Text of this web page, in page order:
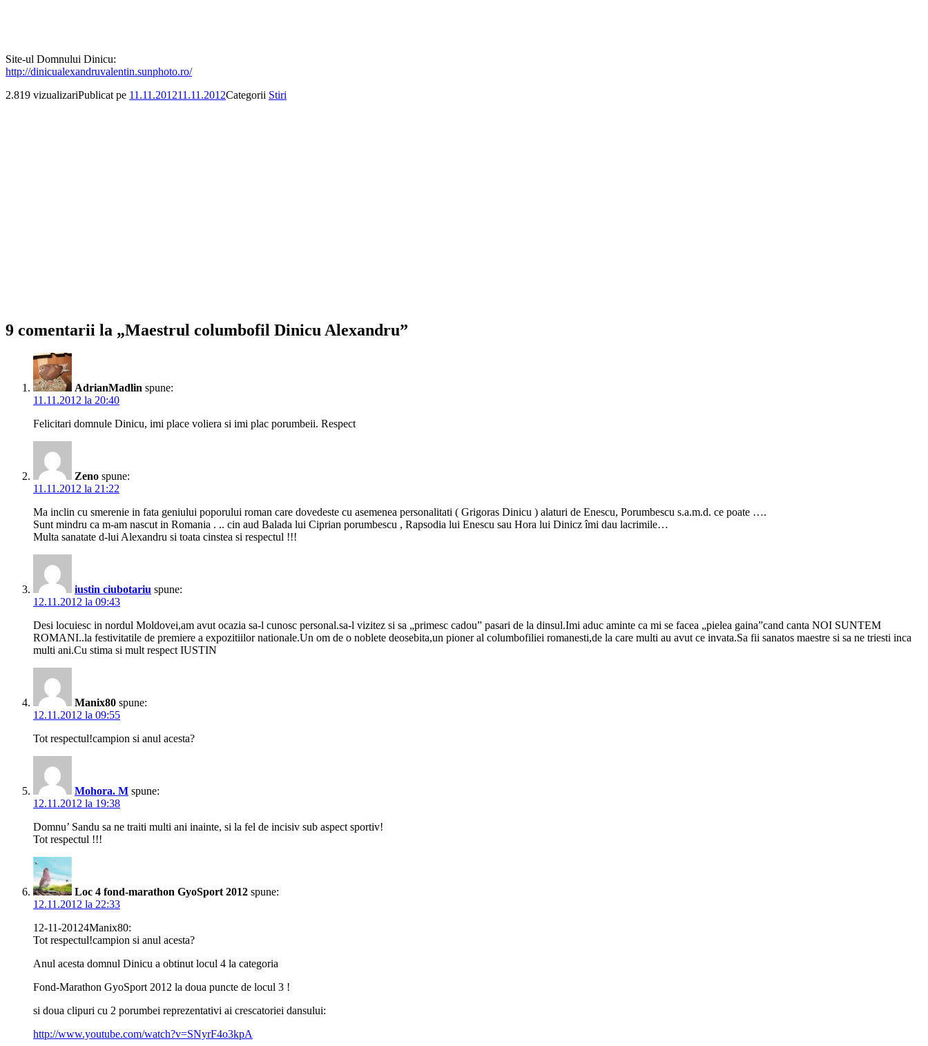
Site-ul Domnului Dinicu:
http://dinicualexandruvalentin.sunphoto.ro/
2.819 vizualizariPublicat pe 11.11.201211.11.2012Categorii Stiri
9 comentarii la „Maestrul columbofil Dinicu Alexandru”
AdrianMadlin spune:
11.11.2012 la 20:40
Felicitari domnule Dinicu, imi place voliera si imi plac porumbeii. Respect
Zeno spune:
11.11.2012 la 21:22
Ma inclin cu smerenie in fata geniului poporului roman care dovedeste cu asemenea personalitati ( Grigoras Dinicu ) alaturi de Enescu, Porumbescu s.a.m.d. ce poate ….
Sunt mindru ca m-am nascut in Romania . .. cin aud Balada lui Ciprian porumbescu , Rapsodia lui Enescu sau Hora lui Dinicz îmi dau lacrimile…
Multa sanatate d-lui Alexandru si toata cinstea si respectul !!!
iustin ciubotariu spune:
12.11.2012 la 09:43
Desi locuiesc in nordul Moldovei,am avut ocazia sa-l cunosc personal.sa-l vizitez si sa „primesc cadou” pasari de la dinsul.Imi aduc aminte ca mi se facea „pielea gaina”cand canta NOI SUNTEM
ROMANI..la festivitatile de premiere a expozitiilor nationale.Un om de o noblete deosebita,un pioner al columbofiliei romanesti,de la care multi au avut ce invata.Sa fii sanatos maestre si sa ne triesti inca
multi ani.Cu stima si mult respect IUSTIN
Manix80 spune:
12.11.2012 la 09:55
Tot respectul!campion si anul acesta?
Mohora. M spune:
12.11.2012 la 19:38
Domnu’ Sandu sa ne traiti multi ani inainte, si la fel de incisiv sub aspect sportiv!
Tot respectul !!!
Loc 4 fond-marathon GyoSport 2012 spune:
12.11.2012 la 22:33
12-11-20124Manix80:
Tot respectul!campion si anul acesta?
Anul acesta domnul Dinicu a obtinut locul 4 la categoria
Fond-Marathon GyoSport 2012 la doua puncte de locul 3 !
si doua clipuri cu 2 porumbei reprezentativi ai crescatoriei dansului:
http://www.youtube.com/watch?v=SNyrF4o3kpA